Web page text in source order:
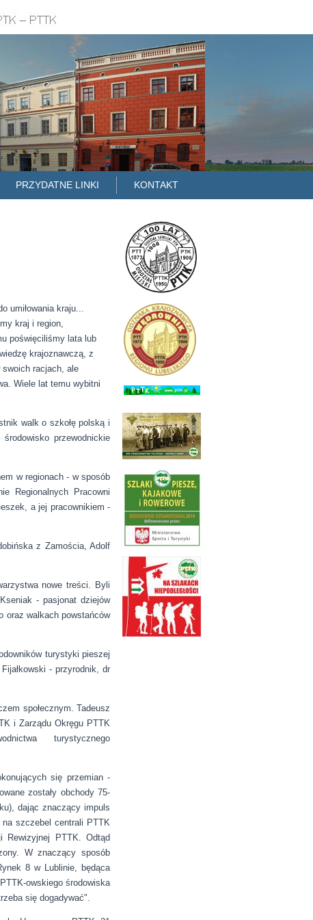
PRZYDATNE LINKI KONTAKT
umiłowania kraju...
kraj i region,
poświęciliśmy lata lub
krajoznawczą, z
racjach, ale
Wiele lat temu wybitni
walk o szkołę polską i
przewodnickie
w regionach - w sposób
Regionalnych Pracowni
a jej pracownikiem -
z Zamościa, Adolf
nowe treści. Byli
- pasjonat dziejów
oraz walkach powstańców
turystyki pieszej
- przyrodnik, dr
społecznym. Tadeusz
i Zarządu Okręgu PTTK
turystycznego
się przemian -
zostały obchody 75-
dając znaczący impuls
na szczebel centrali PTTK
Rewizyjnej PTTK. Odtąd
W znaczący sposób
8 w Lublinie, będąca
owskiego środowiska
się dogadywać".